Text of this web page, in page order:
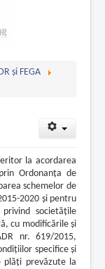
și FEGA
la acordarea
Ordonanţa de
schemelor de
2020 şi pentru
societăţile
cu modificările şi
nr. 619/2015,
specifice şi
plăţi prevăzute la